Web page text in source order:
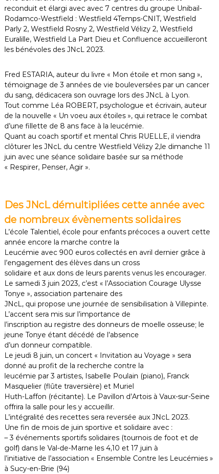
reconduit et élargi avec avec 7 centres du groupe Unibail-
Rodamco-Westfield : Westfield 4Temps-CNIT, Westfield
Parly 2, Westfield Rosny 2, Westfield Vélizy 2, Westfield
Euralille, Westfield La Part Dieu et Confluence accueilleront
les bénévoles des JNcL 2023.
Fred ESTARIA, auteur du livre « Mon étoile et mon sang »,
témoignage de 3 années de vie bouleversées par un cancer
du sang, dédicacera son ouvrage lors des JNcL à Lyon.
Tout comme Léa ROBERT, psychologue et écrivain, auteur
de la nouvelle « Un voeu aux étoiles », qui retrace le combat
d’une fillette de 8 ans face à la leucémie.
Quant au coach sportif et mental Chris RUELLE, il viendra
clôturer les JNcL du centre Westfield Vélizy 2,le dimanche 11
juin avec une séance solidaire basée sur sa méthode
« Respirer, Penser, Agir ».
Des JNcL démultipliées cette année avec
de nombreux évènements solidaires
L’école Talentiel, école pour enfants précoces a ouvert cette
année encore la marche contre la
Leucémie avec 900 euros collectés en avril dernier grâce à
l’engagement des élèves dans un cross
solidaire et aux dons de leurs parents venus les encourager.
Le samedi 3 juin 2023, c’est « l’Association Courage Ulysse
Tonye », association partenaire des
JNcL, qui propose une journée de sensibilisation à Villepinte.
L’accent sera mis sur l’importance de
l’inscription au registre des donneurs de moelle osseuse; le
jeune Tonye étant décédé de l’absence
d’un donneur compatible.
Le jeudi 8 juin, un concert « Invitation au Voyage » sera
donné au profit de la recherche contre la
leucémie par 3 artistes, Isabelle Poulain (piano), Franck
Masquelier (flûte traversière) et Muriel
Huth-Laffon (récitante). Le Pavillon d’Artois à Vaux-sur-Seine
offrira la salle pour les y accueillir.
L’intégralité des recettes sera reversée aux JNcL 2023.
Une fin de mois de juin sportive et solidaire avec :
– 3 événements sportifs solidaires (tournois de foot et de
golf) dans le Val-de-Marne les 4,10 et 17 juin à
l’initiative de l’association « Ensemble Contre les Leucémies »
à Sucy-en-Brie (94)